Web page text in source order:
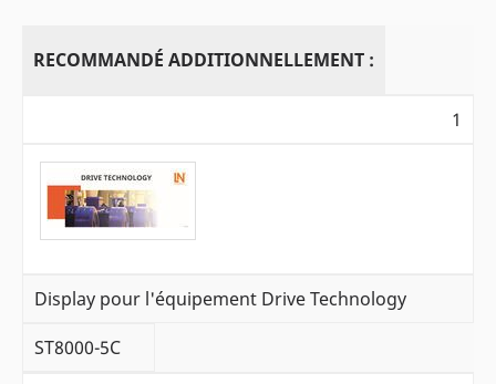
RECOMMANDÉ ADDITIONNELLEMENT :
1
Display pour l'équipement Drive Technology
ST8000-5C